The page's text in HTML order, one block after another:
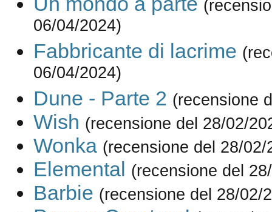
06/04/2024)
Fabbricante di lacrime
06/04/2024)
Dune - Parte 2 (recensione
Wish (recensione del 28/02/
Wonka (recensione del 28/02/
Elemental (recensione del
Barbie (recensione del 28/02/